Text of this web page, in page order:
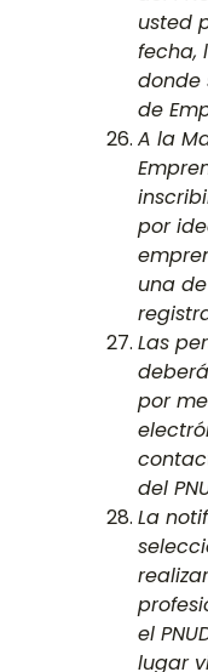
usted
fecha,
donde
de
A la
por
una
Las
por
del
La
el
lugar